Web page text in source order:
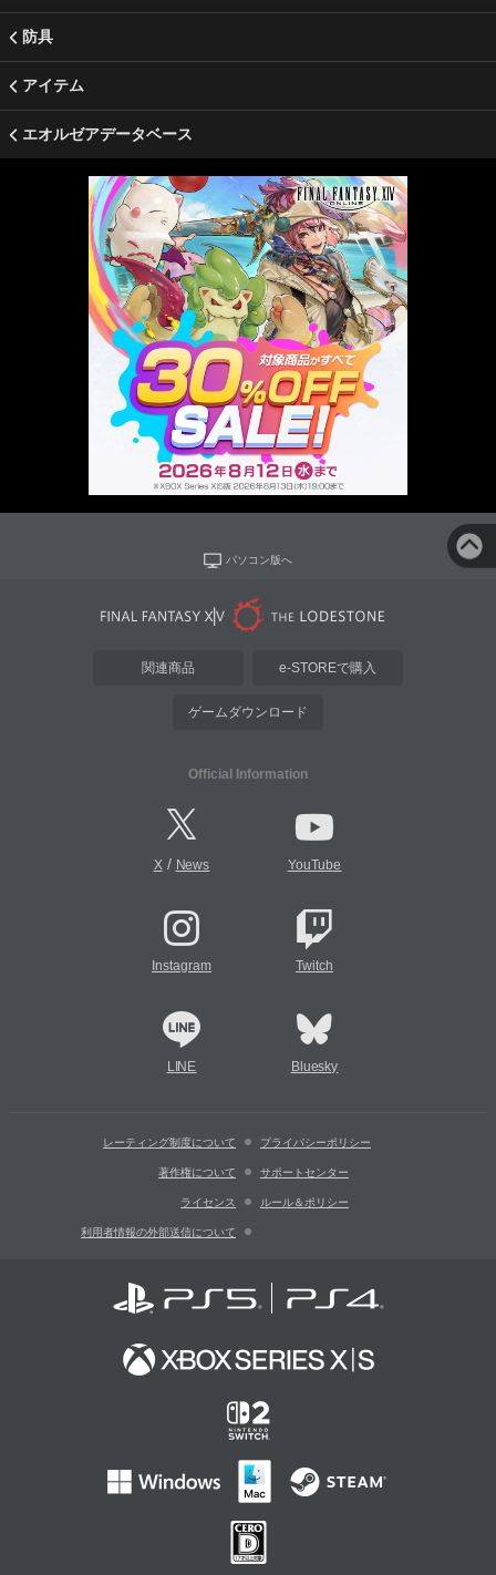
防具
アイテム
エオルゼアデータベース
パソコン版へ
関連商品 e-STOREで購入
ゲームダウンロード
Official Information
X/ News YouTube
Instagram Twitch
LINE Bluesky
レーティング制度について プライバシーポリシー
著作権について サポートセンター
ライセンス ルール＆ポリシー
利用者情報の外部送信について